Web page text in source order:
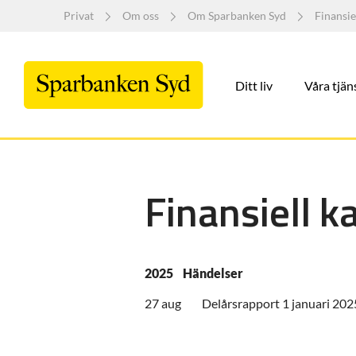
Privat Om oss Om Sparbanken Syd
Ditt liv Våra
Finansiell
2025
Händelser
27 aug
Delårsrapport 1 januari